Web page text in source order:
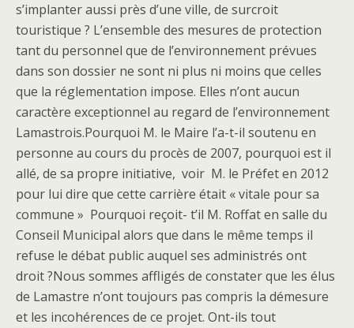
s’implanter aussi près d’une ville, de surcroit
touristique ? L’ensemble des mesures de protection
tant du personnel que de l’environnement prévues
dans son dossier ne sont ni plus ni moins que celles
que la réglementation impose. Elles n’ont aucun
caractère exceptionnel au regard de l’environnement
Lamastrois.Pourquoi M. le Maire l’a-t-il soutenu en
personne au cours du procès de 2007, pourquoi est il
allé, de sa propre initiative, voir M. le Préfet en 2012
pour lui dire que cette carrière était « vitale pour sa
commune » Pourquoi reçoit- t’il M. Roffat en salle du
Conseil Municipal alors que dans le même temps il
refuse le débat public auquel ses administrés ont
droit ?Nous sommes affligés de constater que les élus
de Lamastre n’ont toujours pas compris la démesure
et les incohérences de ce projet. Ont-ils tout